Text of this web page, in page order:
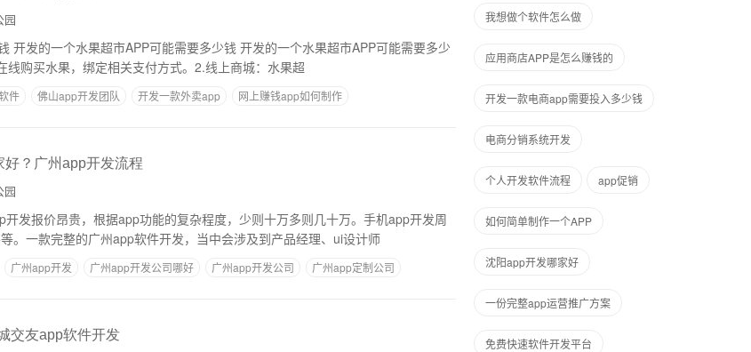
园
少
线购买水果，绑定相关支付方式。2.线上商城：水果超
件 佛山app开发团队 开发一款外卖app
网上赚钱app如何制作
好？广州app开发流程
园
发报价昂贵，根据app功能的复杂程度，少则十万多则几十万。手机app开发周
。一款完整的广州app软件开发，当中会涉及到产品经理、ui设计师
广州app开发 广州app开发公司哪好 广州app开发公司 广州app定制公司
交友app软件开发
我想做个软件怎么做
应用商店APP是怎么赚钱的
开发一款电商app需要投入多少钱
电商分销系统开发
个人开发软件流程 app促销
如何简单制作一个APP
沈阳app开发哪家好
一份完整app运营推广方案
免费快速软件开发平台